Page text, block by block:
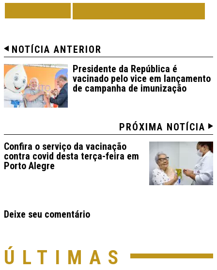
NOTÍCIA ANTERIOR
Presidente da República é
vacinado pelo vice em lançamento
de campanha de imunização
PRÓXIMA NOTÍCIA
Confira o serviço da vacinação
contra covid desta terça-feira em
Porto Alegre
Deixe seu comentário
ÚLTIMAS